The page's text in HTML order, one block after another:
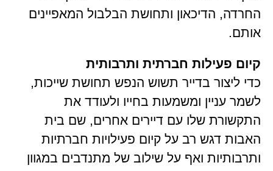
החרדה, הדיכאון ותחושת הבלבול המאפיינים
אותם.
קיום פעילות חברתית ותרבותית
כדי ליצור בדייר תשוש הנפש תחושת שייכות,
לשמר עניין ומשמעות בחייו ולעודד את
התקשורת שלו עם דיירים אחרים, שם בית
האבות דגש רב על קיום פעילויות חברתיות
ותרבותיות ואף על שילוב של מתנדבים במגוון